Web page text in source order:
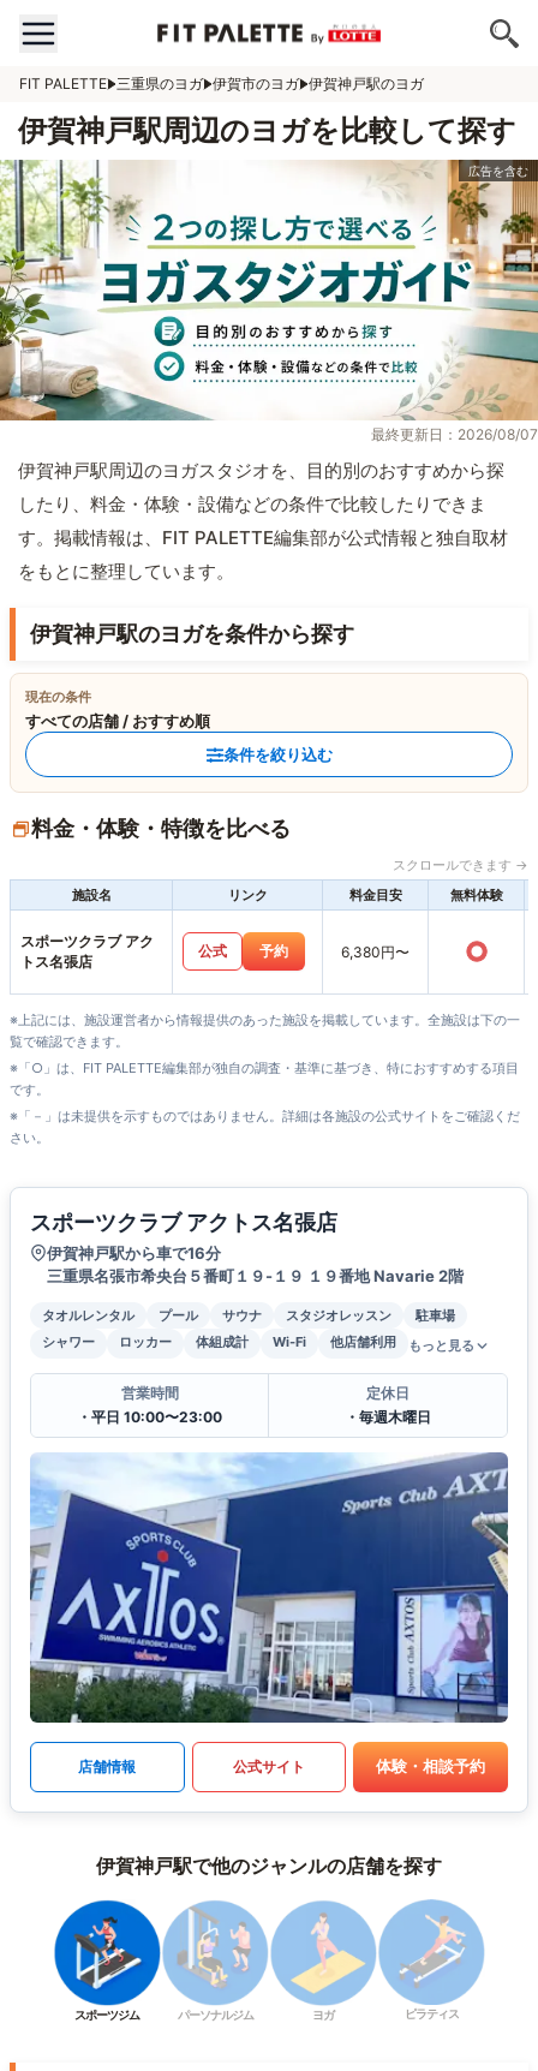
FIT PALETTE 三重県のヨガ 伊賀市のヨガ 伊賀神戸駅のヨガ
伊賀神戸駅周辺のヨガを比較して探す
最終更新日：2026/08/07
伊賀神戸駅周辺のヨガスタジオを、目的別のおすすめから探
したり、料金・体験・設備などの条件で比較したりできま
す。掲載情報は、FIT PALETTE編集部が公式情報と独自取材
をもとに整理しています。
伊賀神戸駅のヨガを条件から探す
現在の条件
すべての店舗 / おすすめ順
条件を絞り込む
料金・体験・特徴を比べる
スクロールできます →
施設名
リンク 料金目安 無料体験
スポーツクラブ アク
トス名張店
公式 予約 6,380円〜 ○
※上記には、施設運営者から情報提供のあった施設を掲載しています。全施設は下の一
覧で確認できます。
※「○」は、FIT PALETTE編集部が独自の調査・基準に基づき、特におすすめする項目
です。
※「－」は未提供を示すものではありません。詳細は各施設の公式サイトをご確認くだ
さい。
スポーツクラブ アクトス名張店
伊賀神戸駅から車で16分
三重県名張市希央台５番町１９-１９ １９番地 Navarie 2階
タオルレンタル プール サウナ スタジオレッスン
駐車場
シャワー
ロッカー 体組成計 Wi-Fi 他店舗利用 もっと見る
営業時間
・平日 10:00〜23:00
定休日
・毎週木曜日
店舗情報 公式サイト 体験・相談予約
伊賀神戸駅で他のジャンルの店舗を探す
スポーツジム パーソナルジム ヨガ ピラティス